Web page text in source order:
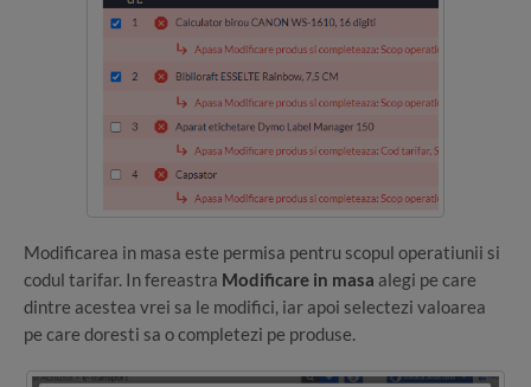
Modificarea in masa este permisa pentru scopul operatiunii si
codul tarifar. In fereastra Modificare in masa alegi pe care
dintre acestea vrei sa le modifici, iar apoi selectezi valoarea
pe care doresti sa o completezi pe produse.